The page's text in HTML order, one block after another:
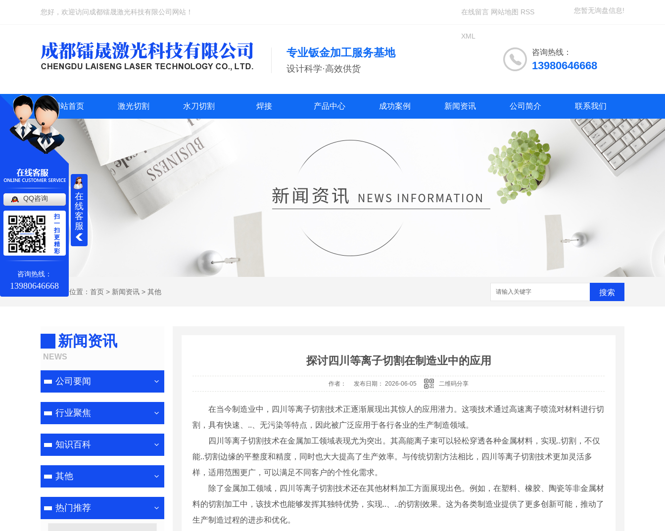
您好，欢迎访问成都镭晟激光科技有限公司网站！ 您暂无询盘信息!
在线留言 网站地图 RSS
XML
专业钣金加工服务基地
设计科学·高效供货
咨询热线：
13980646668
网站首页 激光切割 水刀切割 焊接 产品中心 成功案例 新闻资讯 公司简介 联系我们
当前位置： 首页 > 新闻资讯 > 其他 搜索
新闻资讯
NEWS
公司要闻
行业聚焦
知识百科
其他
热门推荐
探讨四川等离子切割在制造业中的应用
作者： 发布日期： 2026-06-05 二维码分享
在当今制造业中，四川等离子切割技术正逐渐展现出其惊人的应用潜力。这项技术通过高速离子喷流对材料进行切
割，具有快速、..、无污染等特点，因此被广泛应用于各行各业的生产制造领域。
四川等离子切割技术在金属加工领域表现尤为突出。其高能离子束可以轻松穿透各种金属材料，实现..切割，不仅
能..切割边缘的平整度和精度，同时也大大提高了生产效率。与传统切割方法相比，四川等离子切割技术更加灵活多
样，适用范围更广，可以满足不同客户的个性化需求。
除了金属加工领域，四川等离子切割技术还在其他材料加工方面展现出色。例如，在塑料、橡胶、陶瓷等非金属材
料的切割加工中，该技术也能够发挥其独特优势，实现..、..的切割效果。这为各类制造业提供了更多创新可能，推动了
生产制造过程的进步和优化。
在
线
客
服
QQ咨询
扫
一
扫
更
精
彩
咨询热线：
13980646668